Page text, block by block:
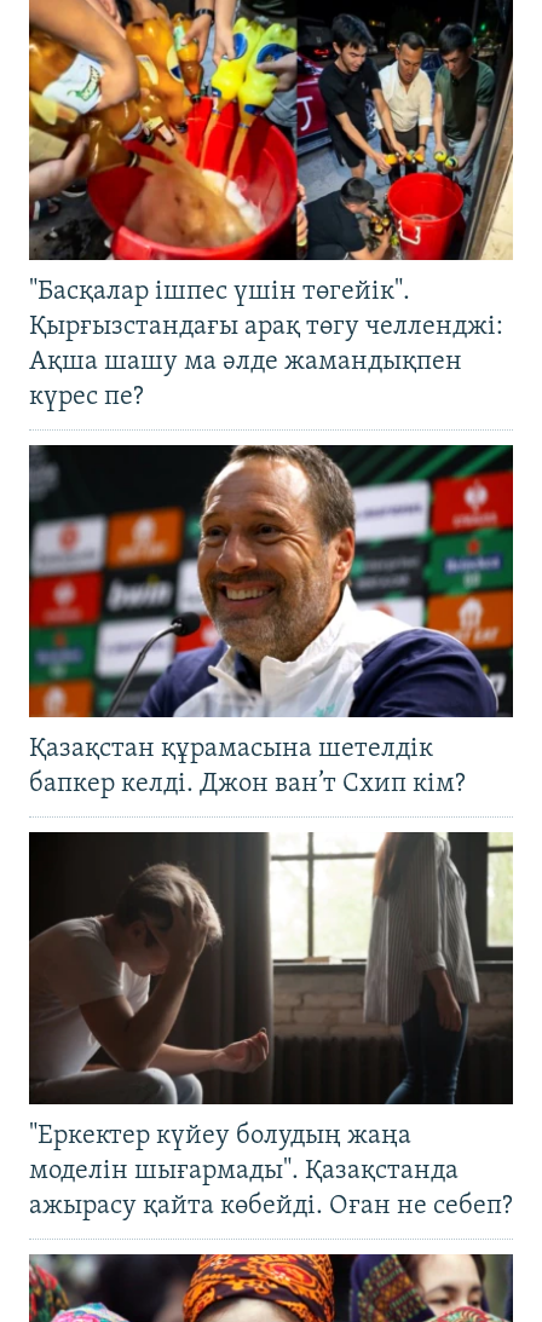
"Басқалар ішпес үшін төгейік".
Қырғызстандағы арақ төгу челленджі:
Ақша шашу ма әлде жамандықпен
күрес пе?
Қазақстан құрамасына шетелдік
бапкер келді. Джон ван’т Схип кім?
"Еркектер күйеу болудың жаңа
моделін шығармады". Қазақстанда
ажырасу қайта көбейді. Оған не себеп?